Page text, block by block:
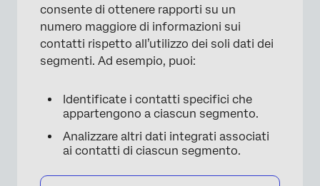
consente di ottenere rapporti su un
numero maggiore di informazioni sui
contatti rispetto all’utilizzo dei soli dati dei
segmenti. Ad esempio, puoi:
Identificate i contatti specifici che
appartengono a ciascun segmento.
Analizzare altri dati integrati associati
ai contatti di ciascun segmento.